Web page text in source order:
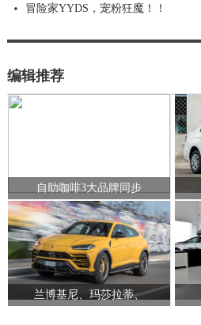
冒险家YYDS，宠粉狂魔！！
编辑推荐
自助咖啡3大品牌同步
兰博基尼、玛莎拉蒂、